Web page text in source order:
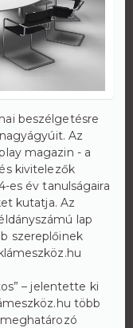
beszélgetésre
Az
magazin - a
kivitelezők
es év tanulságaira
kutatja. Az
lap
szereplőinek
– jelentette ki
több